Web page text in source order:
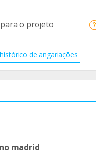
o projeto
de angariações
madrid